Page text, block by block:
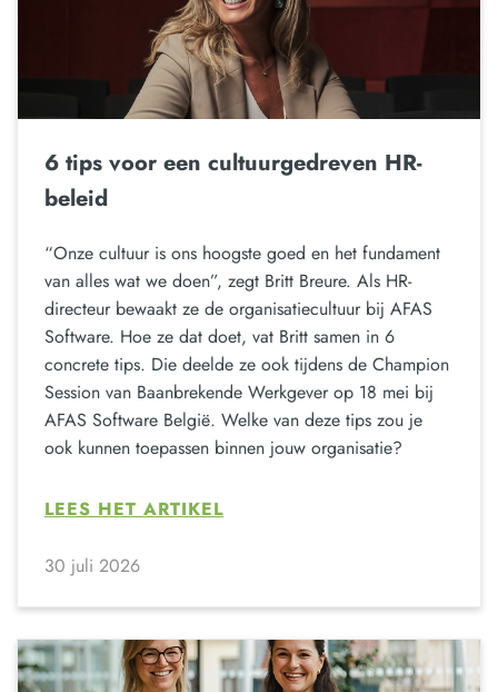
6 tips voor een cultuurgedreven HR-
beleid
“Onze cultuur is ons hoogste goed en het fundament
van alles wat we doen”, zegt Britt Breure. Als HR-
directeur bewaakt ze de organisatiecultuur bij AFAS
Software. Hoe ze dat doet, vat Britt samen in 6
concrete tips. Die deelde ze ook tijdens de Champion
Session van Baanbrekende Werkgever op 18 mei bij
AFAS Software België. Welke van deze tips zou je
ook kunnen toepassen binnen jouw organisatie?
LEES HET ARTIKEL
30 juli 2026